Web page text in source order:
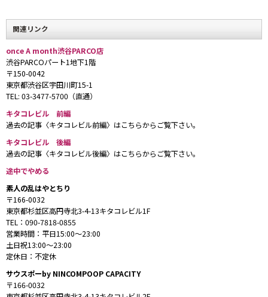
dogのライダースジャケット。原宿のトンちゃん通りとキタコレビル内にシ
ョップを構えている。
関連リンク
once A month渋谷PARCO店
渋谷PARCOパート1地下1階
〒150-0042
東京都渋谷区宇田川町15-1
TEL: 03-3477-5700（直通）
キタコレビル 前編
過去の記事〈キタコレビル前編〉はこちらからご覧下さい。
キタコレビル 後編
過去の記事〈キタコレビル後編〉はこちらからご覧下さい。
途中でやめる
素人の乱はやとちり
〒166-0032
東京都杉並区高円寺北3-4-13キタコレビル1F
TEL：090-7818-0855
営業時間：平日15:00〜23:00
土日祝13:00〜23:00
定休日：不定休
サウスポーby NINCOMPOOP CAPACITY
〒166-0032